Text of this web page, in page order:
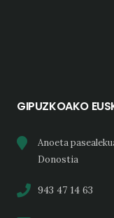
GIPUZKOAKO
Anoeta
Donostia
943 47 14 63